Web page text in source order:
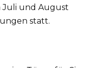
Juli und August
statt.